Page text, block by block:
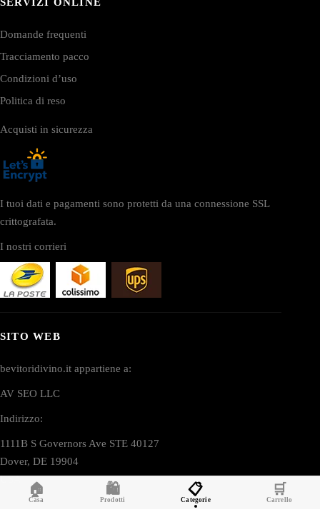
Domande frequenti
Tracciamento pacco
Condizioni d’uso
Politica di reso
Acquisti in sicurezza
I tuoi dati e pagamenti sono protetti da una connessione SSL
crittografata.
I nostri corrieri
SITO WEB
bevitoridivino.it appartiene a:
AV SEO LLC
Indirizzo:
1111B S Governors Ave STE 40127
Dover, DE 19904
USA
🏠
Casa
🛍️
Prodotti
📋
Categorie
🛒
Carrello